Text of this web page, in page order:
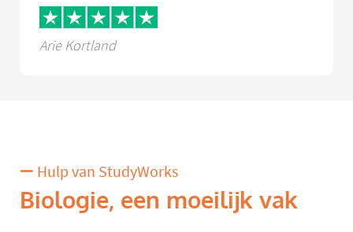
Arie Kortland
Hulp van StudyWorks
Biologie, een moeilijk vak